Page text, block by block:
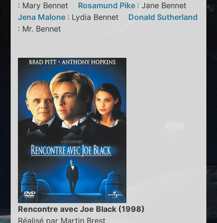
: Mary Bennet Rosamund Pike : Jane Bennet
Jena Malone : Lydia Bennet Donald Sutherland
: Mr. Bennet
Rencontre avec Joe Black (1998)
Réalisé par Martin Brest